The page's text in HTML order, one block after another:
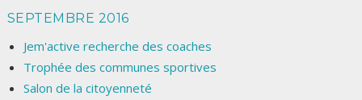
SEPTEMBRE 2016
Jem'active recherche des coaches
Trophée des communes sportives
Salon de la citoyenneté